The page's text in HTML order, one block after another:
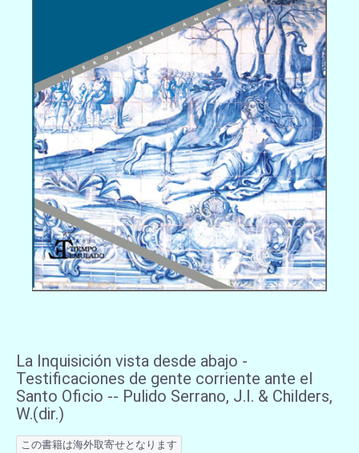
La Inquisición vista desde abajo -
Testificaciones de gente corriente ante el
Santo Oficio -- Pulido Serrano, J.I. & Childers,
W.(dir.)
この書籍は海外取寄せとなります